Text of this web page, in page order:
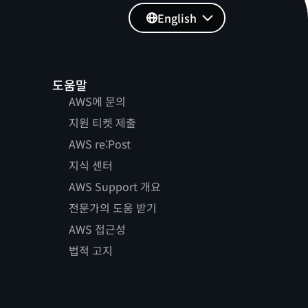
도움말
AWS에 문의
지원 티켓 제출
AWS re:Post
지식 센터
AWS Support 개요
전문가의 도움 받기
AWS 접근성
법적 고지
English